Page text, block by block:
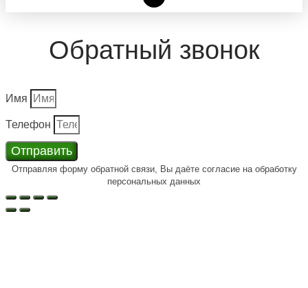
Обратный звонок
Имя
Телефон
Отправить
Отправляя форму обратной связи, Вы даёте согласие на обработку
персональных данных